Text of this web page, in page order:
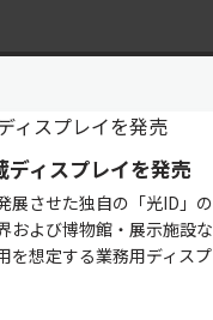
ディスプレイを発売
展させた独自の「光ID」
および博物館・展示施設
を想定する業務用ディス